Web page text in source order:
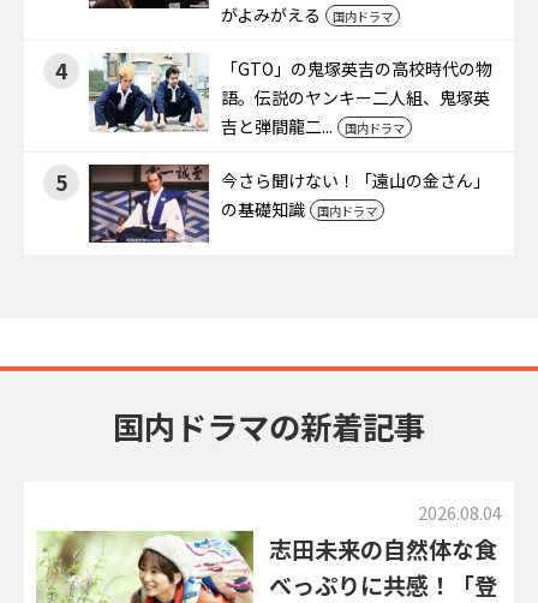
がよみがえる
国内ドラマ
4
「GTO」の鬼塚英吉の高校時代の物
語。伝説のヤンキー二人組、鬼塚英
吉と弾間龍二...
国内ドラマ
5
今さら聞けない！「遠山の金さん」
の基礎知識
国内ドラマ
国内ドラマの新着記事
2026.08.04
志田未来の自然体な食
べっぷりに共感！「登